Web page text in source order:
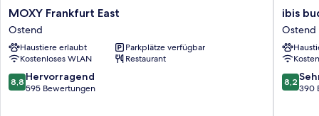
MOXY
Frankfurt
East
Ostend
MOXY Frankfurt East
Ostend
Haustiere erlaubt
Parkplätze verfügbar
Kostenloses WLAN
Restaurant
8.8
von
8,8 Hervorragend
595 Bewertungen
ibis
budget
City
Ost
Ostend
ibis
Ostend
8.2
von
8,2
390